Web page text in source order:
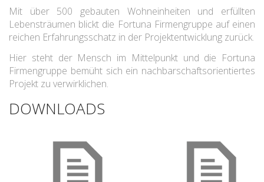
Mit über 500 gebauten Wohneinheiten und erfüllten
Lebensträumen blickt die Fortuna Firmengruppe auf einen
reichen Erfahrungsschatz in der Projektentwicklung zurück.
Hier steht der Mensch im Mittelpunkt und die Fortuna
Firmengruppe bemüht sich ein nachbarschaftsorientiertes
Projekt zu verwirklichen.
DOWNLOADS